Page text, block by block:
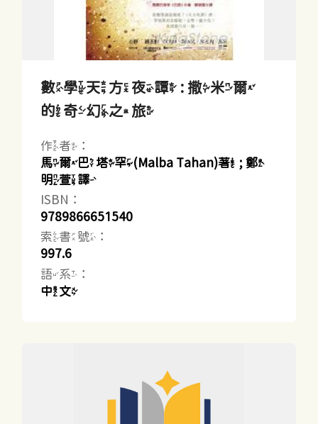
數學天方夜譚 : 撒米爾
的奇幻之旅
作者：
馬爾巴塔罕(Malba Tahan)著 ; 鄭
明萱譯
ISBN：
9789866651540
索書號：
997.6
語系：
中文